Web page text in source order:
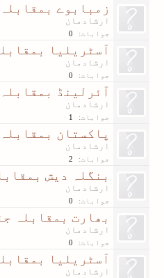
زمبابوے
ارشادمان
جوابات: 0
آسٹریلیا
ارشادمان
جوابات: 0
آئرلینڈ
ارشادمان
جوابات: 1
پاکستان
ارشادمان
جوابات: 2
بنگلہ دیش
ارشادمان
جوابات: 0
بھارت بمقابلہ
ارشادمان
جوابات: 0
آسٹریلیا
ارشادمان